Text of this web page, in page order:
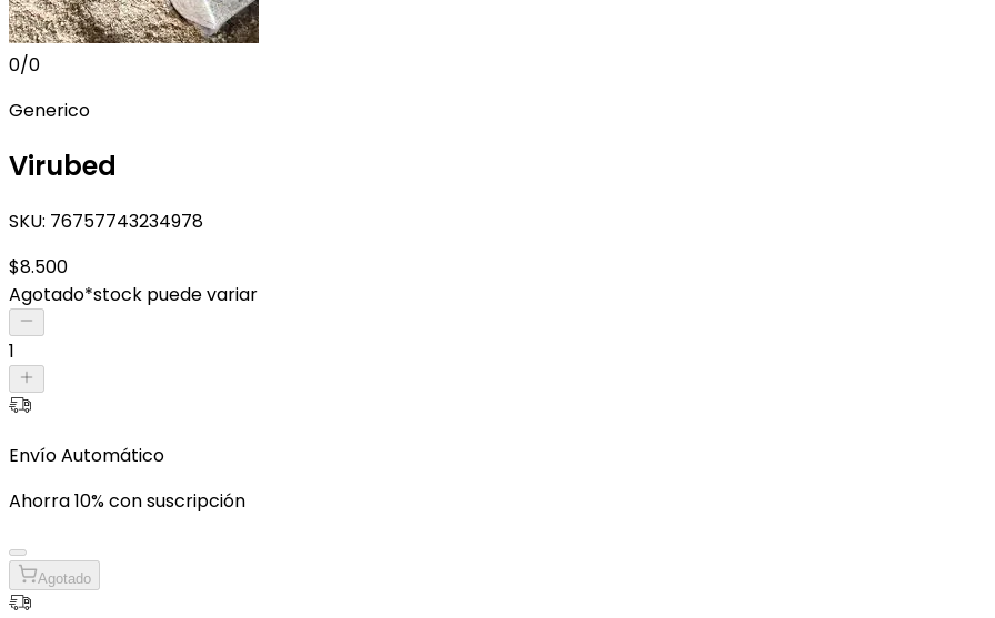
0/0
Generico
Virubed
SKU: 76757743234978
$8.500
Agotado*stock puede variar
1
Envío Automático
Ahorra 10% con suscripción
Agotado